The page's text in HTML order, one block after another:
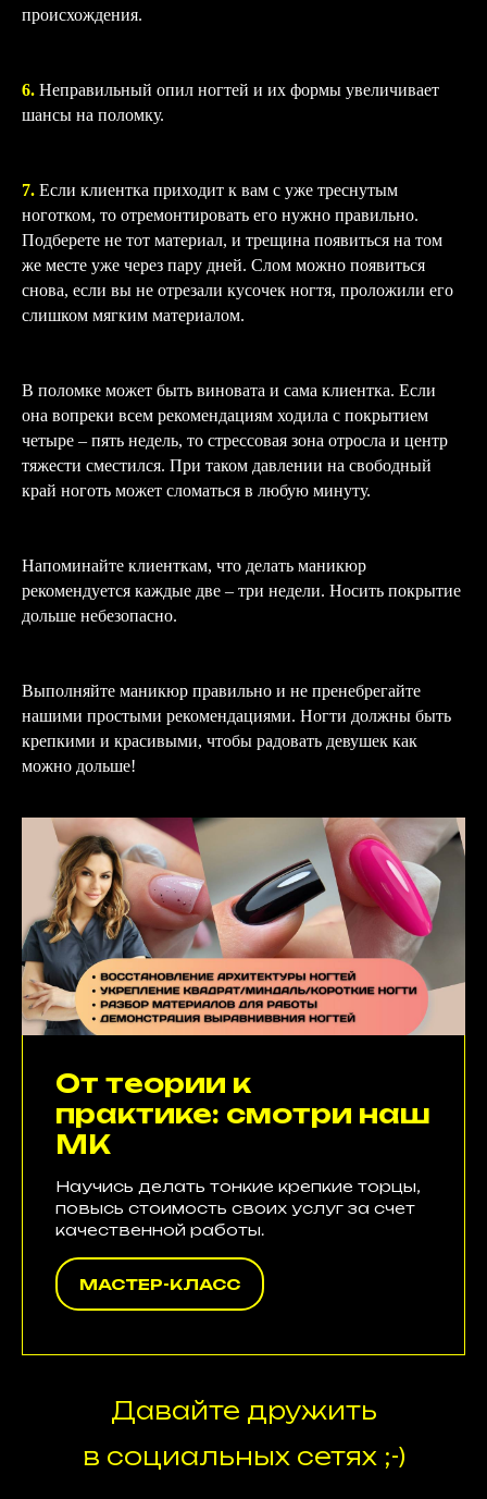
происхождения.
6. Неправильный опил ногтей и их формы увеличивает
шансы на поломку.
7. Если клиентка приходит к вам с уже треснутым
ноготком, то отремонтировать его нужно правильно.
Подберете не тот материал, и трещина появиться на том
же месте уже через пару дней. Слом можно появиться
снова, если вы не отрезали кусочек ногтя, проложили его
слишком мягким материалом.
В поломке может быть виновата и сама клиентка. Если
она вопреки всем рекомендациям ходила с покрытием
четыре – пять недель, то стрессовая зона отросла и центр
тяжести сместился. При таком давлении на свободный
край ноготь может сломаться в любую минуту.
Напоминайте клиенткам, что делать маникюр
рекомендуется каждые две – три недели. Носить покрытие
дольше небезопасно.
Выполняйте маникюр правильно и не пренебрегайте
нашими простыми рекомендациями. Ногти должны быть
крепкими и красивыми, чтобы радовать девушек как
можно дольше!
От теории к
практике: смотри наш
МК
Научись делать тонкие крепкие торцы,
повысь стоимость своих услуг за счет
качественной работы.
МАСТЕР-КЛАСС
Давайте дружить
в социальных сетях ;-)